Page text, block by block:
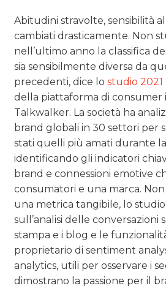
Abitudini stravolte, sensibilità
cambiati drasticamente. Non
nell’ultimo anno la classifica
sia sensibilmente diversa da
precedenti, dice lostudio 2021
della piattaforma di consumer
Talkwalker. La società ha
brand globali in 30 settori per
stati quelli più amati durante
identificando gli indicatori
brand e connessioni emotive
consumatori e una marca. Non
una metrica tangibile, lo studio
sull’analisi delle conversazioni
stampa e i blog e le
proprietario di sentiment
analytics, utili per osservare i
dimostrano la passione per il